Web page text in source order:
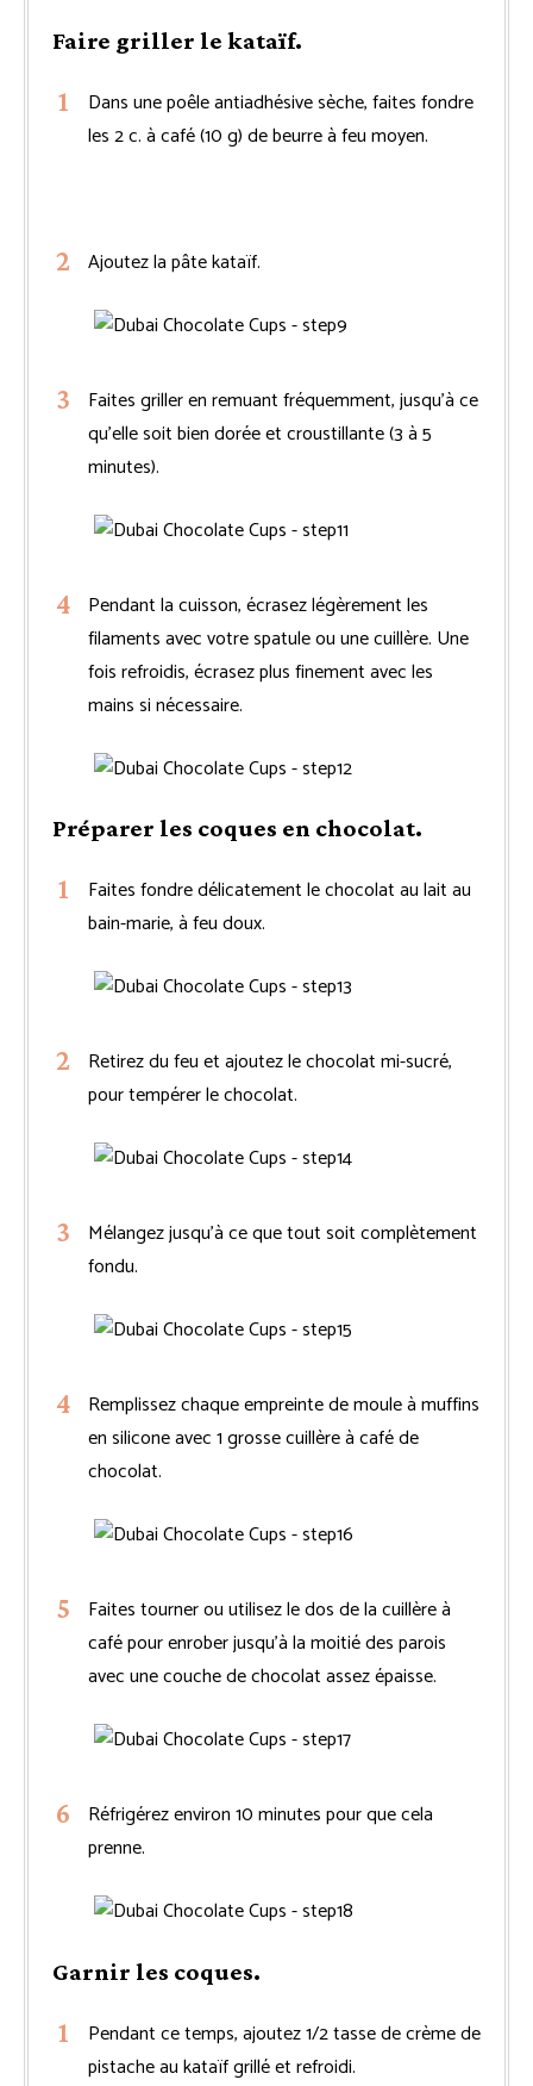
Faire griller le kataïf.
Dans une poêle antiadhésive sèche, faites fondre
les 2 c. à café (10 g) de beurre à feu moyen.
Ajoutez la pâte kataïf.
Faites griller en remuant fréquemment, jusqu’à ce
qu’elle soit bien dorée et croustillante (3 à 5
minutes).
Pendant la cuisson, écrasez légèrement les
filaments avec votre spatule ou une cuillère. Une
fois refroidis, écrasez plus finement avec les
mains si nécessaire.
Préparer les coques en chocolat.
Faites fondre délicatement le chocolat au lait au
bain-marie, à feu doux.
Retirez du feu et ajoutez le chocolat mi-sucré,
pour tempérer le chocolat.
Mélangez jusqu’à ce que tout soit complètement
fondu.
Remplissez chaque empreinte de moule à muffins
en silicone avec 1 grosse cuillère à café de
chocolat.
Faites tourner ou utilisez le dos de la cuillère à
café pour enrober jusqu’à la moitié des parois
avec une couche de chocolat assez épaisse.
Réfrigérez environ 10 minutes pour que cela
prenne.
Garnir les coques.
Pendant ce temps, ajoutez 1/2 tasse de crème de
pistache au kataïf grillé et refroidi.